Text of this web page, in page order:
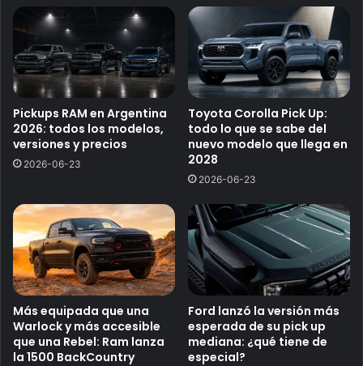
Pickups RAM en Argentina
2026: todos los modelos,
versiones y precios
2026-06-23
Toyota Corolla Pick Up:
todo lo que se sabe del
nuevo modelo que llega en
2028
2026-06-23
Más equipada que una
Warlock y más accesible
que una Rebel: Ram lanza
la 1500 BackCountry
Ford lanzó la versión más
esperada de su pick up
mediana: ¿qué tiene de
especial?